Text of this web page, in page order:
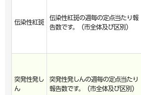
伝染性紅斑
伝染性紅斑の週毎の定点当たり報
告数です。（市全体及び区別）
突発性発し
ん
突発性発しんの週毎の定点当たり
報告数です。（市全体及び区別）